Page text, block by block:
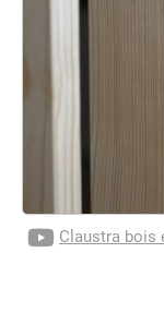
Claustra bois